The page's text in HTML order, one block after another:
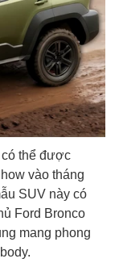
có thể được
vào tháng
SUV này có
Ford Bronco
mang phong